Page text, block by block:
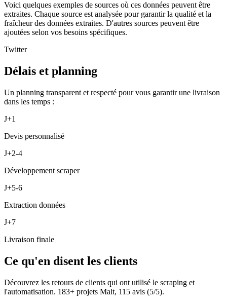
Voici quelques exemples de sources où ces données peuvent être
extraites. Chaque source est analysée pour garantir la qualité et la
fraîcheur des données extraites. D'autres sources peuvent être
ajoutées selon vos besoins spécifiques.
Twitter
Délais et planning
Un planning transparent et respecté pour vous garantir une livraison
dans les temps :
J+1
Devis personnalisé
J+2-4
Développement scraper
J+5-6
Extraction données
J+7
Livraison finale
Ce qu'en disent les clients
Découvrez les retours de clients qui ont utilisé le scraping et
l'automatisation. 183+ projets Malt, 115 avis (5/5).